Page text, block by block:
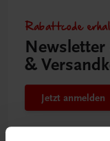
Rabattcode
Newsletter
&
Jetzt anmelden